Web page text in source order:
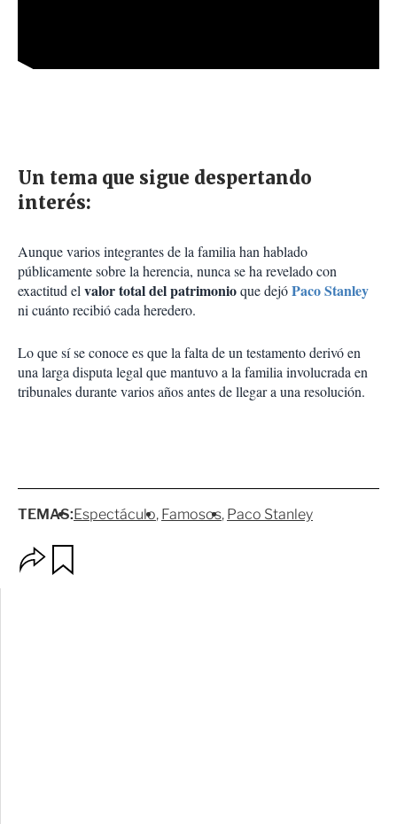
Un tema que sigue despertando
interés:
Aunque varios integrantes de la familia han hablado
públicamente sobre la herencia, nunca se ha revelado con
exactitud elvalor total del patrimonioque dejóPaco Stanley
ni cuánto recibió cada heredero.
Lo que sí se conoce es que la falta de un testamento derivó en
una larga disputa legal que mantuvo a la familia involucrada en
tribunales durante varios años antes de llegar a una resolución.
TEMAS:Espectáculo Famosos Paco Stanley